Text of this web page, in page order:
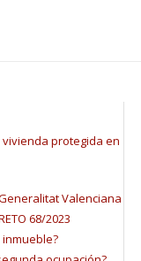
protegida en
Valenciana
68/2023